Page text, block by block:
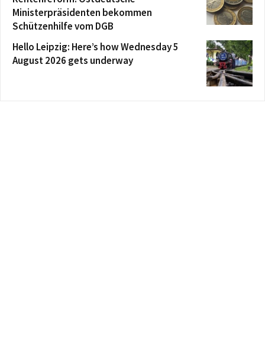
Ministerpräsidenten bekommen
Schützenhilfe vom DGB
Hello Leipzig: Here’s how Wednesday 5
August 2026 gets underway